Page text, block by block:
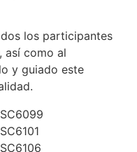
los participantes
así como al
y guiado este